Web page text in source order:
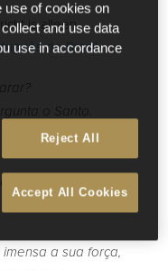
is alleen
do Brasil.
o Santo.
estrela do seu
a sua força,
use of cookies on
and use data
use in accordance
Reject All
Accept All Cookies